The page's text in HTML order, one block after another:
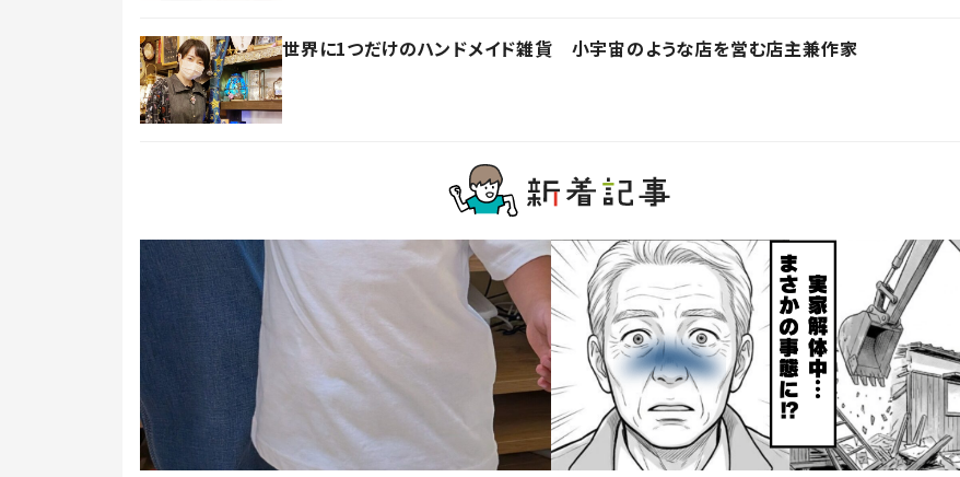
世界に1つだけのハンドメイド雑貨 小宇宙のような店を営む店主兼作家